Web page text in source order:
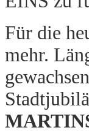
Für die
mehr.